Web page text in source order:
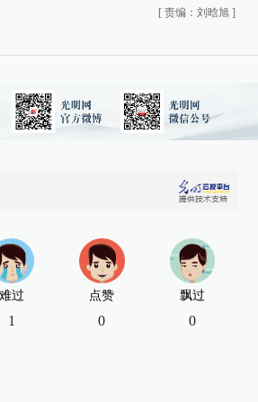
[ 责编：刘晗旭 ]
难过
1
点赞
0
飘过
0